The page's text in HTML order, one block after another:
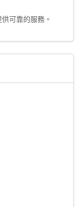
可靠的服務。